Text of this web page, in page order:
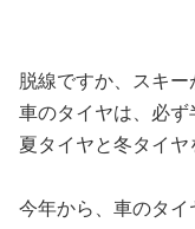
脱線ですか、スキー
車のタイヤは、必ず
夏タイヤと冬タイヤ
今年から、車のタイ